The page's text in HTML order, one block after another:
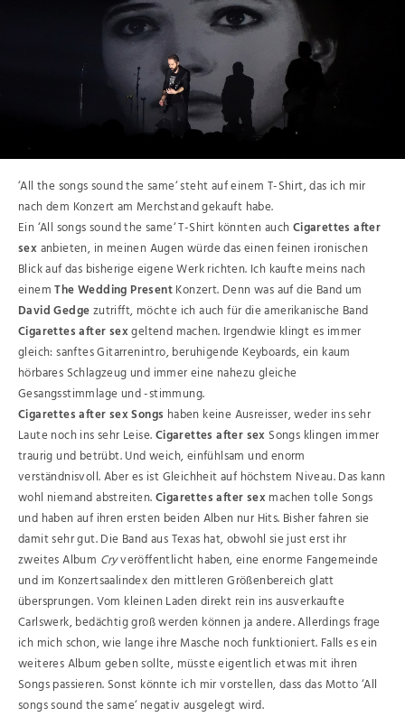
‘All the songs sound the same‘ steht auf einem T-Shirt, das ich mir
nach dem Konzert am Merchstand gekauft habe.
Ein ‘All songs sound the same‘ T-Shirt könnten auchCigarettes after
sexanbieten, in meinen Augen würde das einen feinen ironischen
Blick auf das bisherige eigene Werk richten. Ich kaufte meins nach
einemThe Wedding PresentKonzert. Denn was auf die Band um
David Gedgezutrifft, möchte ich auch für die amerikanische Band
Cigarettes after sexgeltend machen. Irgendwie klingt es immer
gleich: sanftes Gitarrenintro, beruhigende Keyboards, ein kaum
hörbares Schlagzeug und immer eine nahezu gleiche
Gesangsstimmlage und -stimmung.
Cigarettes after sex Songs haben keine Ausreisser, weder ins sehr
Laute noch ins sehr Leise.Cigarettes after sex Songs klingen immer
traurig und betrübt. Und weich, einfühlsam und enorm
verständnisvoll. Aber es ist Gleichheit auf höchstem Niveau. Das kann
wohl niemand abstreiten.Cigarettes after sexmachen tolle Songs
und haben auf ihren ersten beiden Alben nur Hits. Bisher fahren sie
damit sehr gut. Die Band aus Texas hat, obwohl sie just erst ihr
zweites Album Cryveröffentlicht haben, eine enorme Fangemeinde
und im Konzertsaalindex den mittleren Größenbereich glatt
übersprungen. Vom kleinen Laden direkt rein ins ausverkaufte
Carlswerk, bedächtig groß werden können ja andere. Allerdings frage
ich mich schon, wie lange ihre Masche noch funktioniert. Falls es ein
weiteres Album geben sollte, müsste eigentlich etwas mit ihren
Songs passieren. Sonst könnte ich mir vorstellen, dass das Motto ‘All
songs sound the same‘ negativ ausgelegt wird.